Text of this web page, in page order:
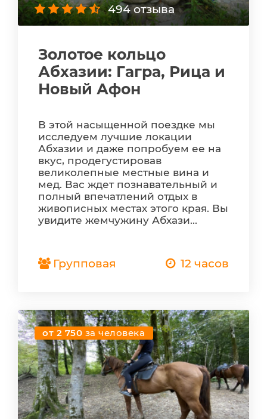
494 отзыва
Золотое кольцо
Абхазии: Гагра, Рица и
Новый Афон
В этой насыщенной поездке мы
исследуем лучшие локации
Абхазии и даже попробуем ее на
вкус, продегустировав
великолепные местные вина и
мед. Вас ждет познавательный и
полный впечатлений отдых в
живописных местах этого края. Вы
увидите жемчужину Абхази...
Групповая 12 часов
от 2 750 за человека